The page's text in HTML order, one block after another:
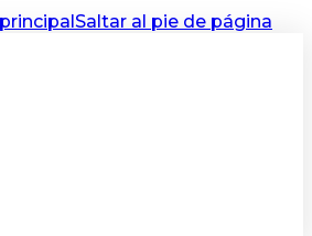
Saltar al pie de página